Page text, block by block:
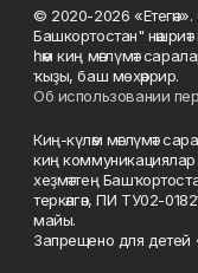
© 2020-2026
Башкортостан"
һәм киң мәғлүмәт
ҡыҙы, баш мөхәррир.
Об использовании
Киң-күләм мәғлүмәт
киң коммуникациялар
хеҙмәттең
теркәлгән, ПИ ТУ02-
майы.
Запрещено для детей